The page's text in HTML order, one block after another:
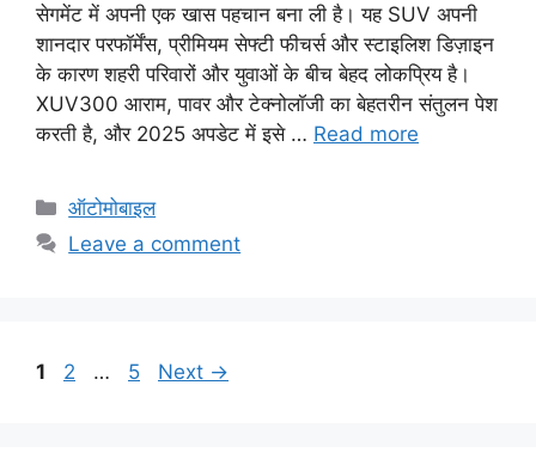
सेगमेंट में अपनी एक खास पहचान बना ली है। यह SUV अपनी
शानदार परफॉर्मेंस, प्रीमियम सेफ्टी फीचर्स और स्टाइलिश डिज़ाइन
के कारण शहरी परिवारों और युवाओं के बीच बेहद लोकप्रिय है।
XUV300 आराम, पावर और टेक्नोलॉजी का बेहतरीन संतुलन पेश
करती है, और 2025 अपडेट में इसे … Read more
C
a
r
ऑटोमोबाइल
Leave a comment
P
1
P
2 …
P
5 Next →